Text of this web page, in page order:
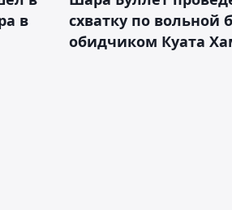
в
схватку по вольной
обидчиком Куата